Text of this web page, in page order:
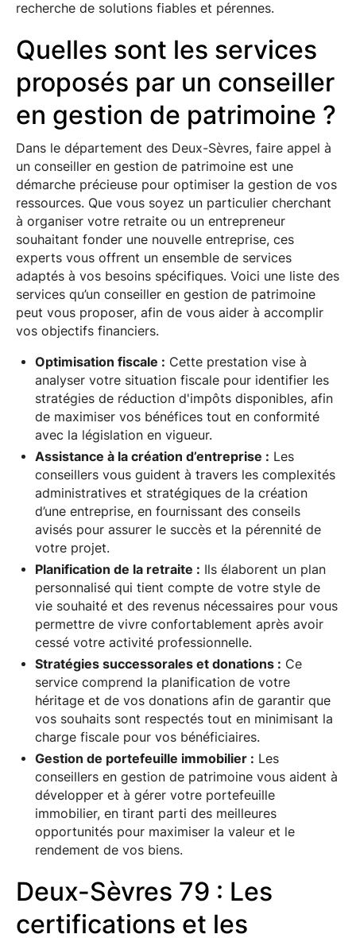
recherche de solutions fiables et pérennes.
Quelles sont les services
proposés par un conseiller
en gestion de patrimoine ?
Dans le département des Deux-Sèvres, faire appel à
un conseiller en gestion de patrimoine est une
démarche précieuse pour optimiser la gestion de vos
ressources. Que vous soyez un particulier cherchant
à organiser votre retraite ou un entrepreneur
souhaitant fonder une nouvelle entreprise, ces
experts vous offrent un ensemble de services
adaptés à vos besoins spécifiques. Voici une liste des
services qu’un conseiller en gestion de patrimoine
peut vous proposer, afin de vous aider à accomplir
vos objectifs financiers.
Optimisation fiscale : Cette prestation vise à
analyser votre situation fiscale pour identifier les
stratégies de réduction d'impôts disponibles, afin
de maximiser vos bénéfices tout en conformité
avec la législation en vigueur.
Assistance à la création d’entreprise : Les
conseillers vous guident à travers les complexités
administratives et stratégiques de la création
d’une entreprise, en fournissant des conseils
avisés pour assurer le succès et la pérennité de
votre projet.
Planification de la retraite : Ils élaborent un plan
personnalisé qui tient compte de votre style de
vie souhaité et des revenus nécessaires pour vous
permettre de vivre confortablement après avoir
cessé votre activité professionnelle.
Stratégies successorales et donations : Ce
service comprend la planification de votre
héritage et de vos donations afin de garantir que
vos souhaits sont respectés tout en minimisant la
charge fiscale pour vos bénéficiaires.
Gestion de portefeuille immobilier : Les
conseillers en gestion de patrimoine vous aident à
développer et à gérer votre portefeuille
immobilier, en tirant parti des meilleures
opportunités pour maximiser la valeur et le
rendement de vos biens.
Deux-Sèvres 79 : Les
certifications et les